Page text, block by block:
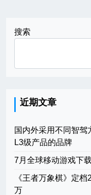
搜索
近期文章
国内外采用不同智
L3级产品的品牌
7月全球移动游戏下
《王者万象棋》定
万